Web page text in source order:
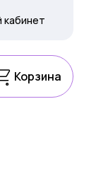
кабинет
Корзина